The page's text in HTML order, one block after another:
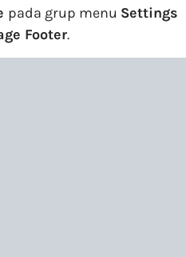
pada grup menu Settings
Footer.